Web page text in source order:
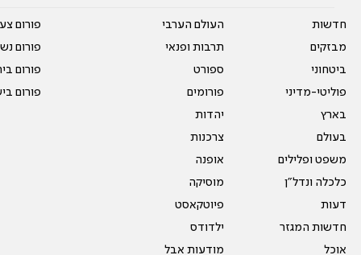
חדשות
מבזקים
ביטחוני
פוליטי-מדיני
בארץ
בעולם
משפט ופלילים
כלכלה ונדל"ן
דעות
חדשות המגזר
אוכל
העולם הערבי
תרבות ופנאי
ספורט
פורומים
יהדות
צרכנות
אופנה
מוסיקה
פיוטקאסט
ילדודס
מודעות אבל
פורום
פורום
פורום
פורום